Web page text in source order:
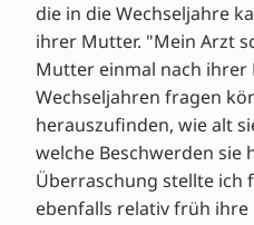
die in die Wechseljahre
ihrer Mutter. "Mein Arzt
Mutter einmal nach
Wechseljahren fragen
herauszufinden, wie alt
welche Beschwerden sie
Überraschung stellte ich
ebenfalls relativ früh